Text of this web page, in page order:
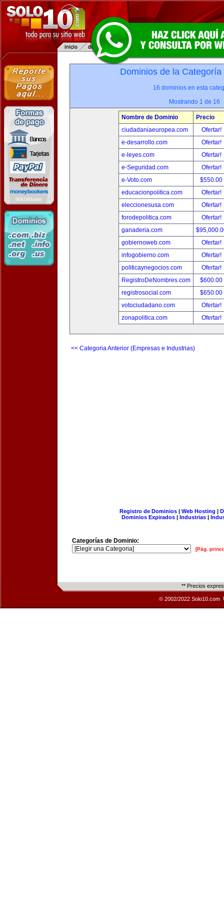
Dominios de la
16 dominios en esta
Mostrando 1 de 16
Nombre de Dominio
Precio
ciudadaniaeuropea.com
Ofertar!
e-desarrollo.com
Ofertar!
e-leyes.com
Ofertar!
e-Seguridad.com
Ofertar!
e-Voto.com
$550.00
educacionpolitica.com
Ofertar!
eleccionesusa.com
Ofertar!
forodepolitica.com
Ofertar!
ganaderia.com
gobiernoweb.com
Ofertar!
infogobierno.com
Ofertar!
politicaynegocios.com
Ofertar!
RegistroDeNombres.com
$600.00
registrosocial.com
$650.00
votociudadano.com
Ofertar!
zonapolitica.com
Ofertar!
<< Categoria Anterior (Empresas e Industrias)
Registro de Dominios| Web Hosting |
Dominios Expirados | Industrias |
Categorías de Dominio:
[Pág.
** Precios
© 2002/2022 Solo10.com